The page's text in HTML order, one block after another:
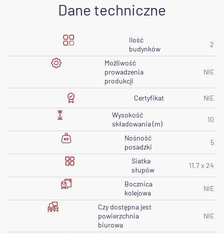
Dane techniczne
Ilość
budynków
2
Możliwość
prowadzenia
produkcji
NIE
Certyfikat
NIE
Wysokość
składowania (m)
10
Nośność
posadzki
5
Siatka
słupów
11,7 x 24
Bocznica
kolejowa
NIE
Czy dostępna jest
powierzchnia
biurowa
NIE